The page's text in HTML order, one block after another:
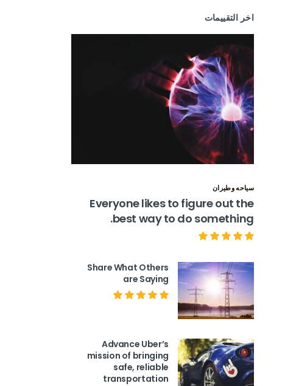
اخر التقييمات
سياحه وطيران
Everyone likes to figure out the
best way to do something.
Share What Others
are Saying
Advance Uber’s
mission of bringing
safe, reliable
transportation